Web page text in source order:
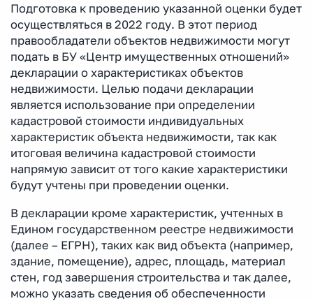
Подготовка к проведению указанной оценки будет
осуществляться в 2022 году. В этот период
правообладатели объектов недвижимости могут
подать в БУ «Центр имущественных отношений»
декларации о характеристиках объектов
недвижимости. Целью подачи декларации
является использование при определении
кадастровой стоимости индивидуальных
характеристик объекта недвижимости, так как
итоговая величина кадастровой стоимости
напрямую зависит от того какие характеристики
будут учтены при проведении оценки.
В декларации кроме характеристик, учтенных в
Едином государственном реестре недвижимости
(далее – ЕГРН), таких как вид объекта (например,
здание, помещение), адрес, площадь, материал
стен, год завершения строительства и так далее,
можно указать сведения об обеспеченности